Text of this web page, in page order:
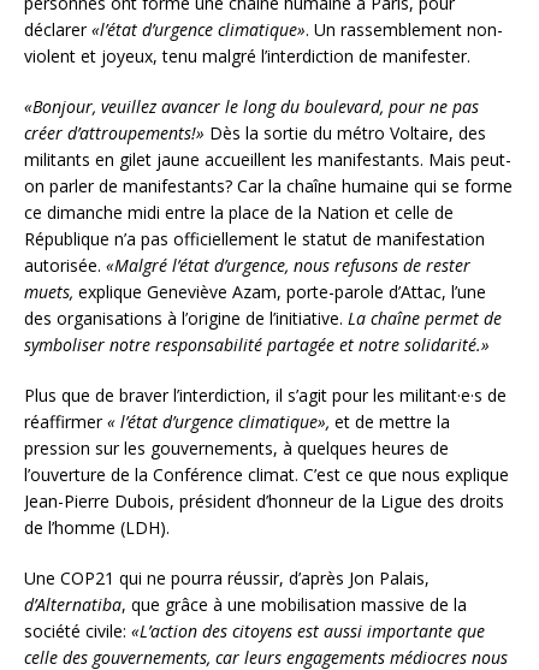
déclarer«l’état d’urgence climatique». Un rassemblement non-
violent et joyeux, tenu malgré l’interdiction de manifester.
«Bonjour, veuillez avancer le long du boulevard, pour ne pas
créer d’attroupements!» Dès la sortie du métro Voltaire, des
militants en gilet jaune accueillent les manifestants. Mais peut-
on parler de manifestants? Car la chaîne humaine qui se forme
ce dimanche midi entre la place de la Nation et celle de
République n’a pas officiellement le statut de manifestation
autorisée. «Malgré l’état d’urgence, nous refusons de rester
muets, explique Geneviève Azam, porte-parole d’Attac, l’une
des organisations à l’origine de l’initiative. La chaîne permet de
symboliser notre responsabilité partagée et notre solidarité.»
Plus que de braver l’interdiction, il s’agit pour les militant·e·s de
réaffirmer« l’état d’urgence climatique», et de mettre la
pression sur les gouvernements, à quelques heures de
l’ouverture de la Conférence climat. C’est ce que nous explique
Jean-Pierre Dubois, président d’honneur de la Ligue des droits
de l’homme (LDH).
Une COP21 qui ne pourra réussir, d’après Jon Palais,
d’Alternatiba, que grâce à une mobilisation massive de la
société civile: «L’action des citoyens est aussi importante que
celle des gouvernements, car leurs engagements médiocres nous